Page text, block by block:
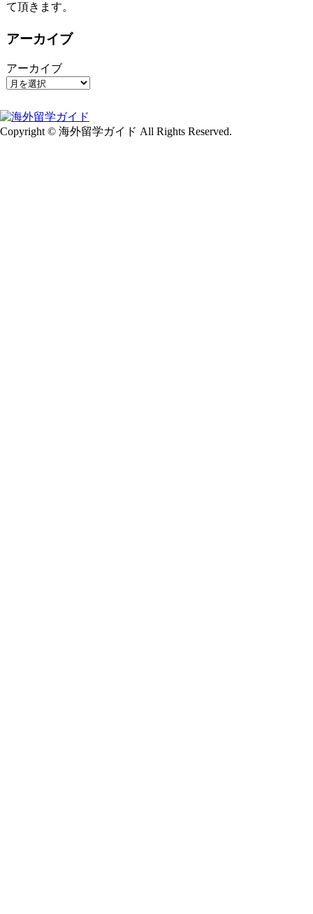
て頂きます。
アーカイブ
アーカイブ
Copyright © 海外留学ガイド All Rights Reserved.